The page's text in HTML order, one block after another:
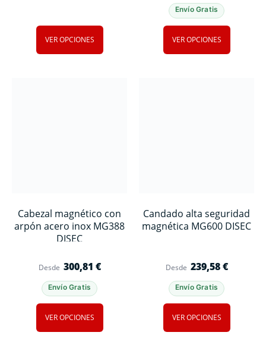
VER OPCIONES
Envío Gratis
VER OPCIONES
Cabezal magnético con
arpón acero inox MG388
DISEC
Desde 300,81 €
Envío Gratis
VER OPCIONES
Candado alta seguridad
magnética MG600 DISEC
Desde 239,58€
Envío Gratis
VER OPCIONES